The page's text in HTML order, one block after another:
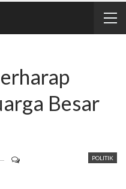
Besar
POLITIK